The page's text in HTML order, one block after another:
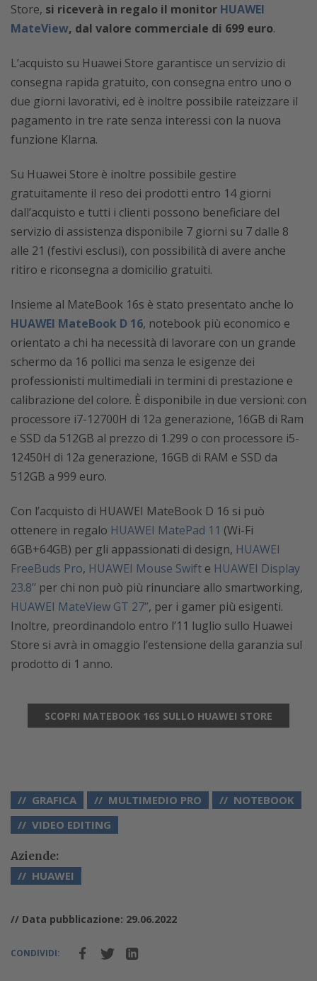
Store, si riceverà in regalo il monitor HUAWEI
MateView, dal valore commerciale di 699 euro.
L’acquisto su Huawei Store garantisce un servizio di
consegna rapida gratuito, con consegna entro uno o
due giorni lavorativi, ed è inoltre possibile rateizzare il
pagamento in tre rate senza interessi con la nuova
funzione Klarna.
Su Huawei Store è inoltre possibile gestire
gratuitamente il reso dei prodotti entro 14 giorni
dall’acquisto e tutti i clienti possono beneficiare del
servizio di assistenza disponibile 7 giorni su 7 dalle 8
alle 21 (festivi esclusi), con possibilità di avere anche
ritiro e riconsegna a domicilio gratuiti.
Insieme al MateBook 16s è stato presentato anche lo
HUAWEI MateBook D 16, notebook più economico e
orientato a chi ha necessità di lavorare con un grande
schermo da 16 pollici ma senza le esigenze dei
professionisti multimediali in termini di prestazione e
calibrazione del colore. È disponibile in due versioni: con
processore i7-12700H di 12a generazione, 16GB di Ram
e SSD da 512GB al prezzo di 1.299 o con processore i5-
12450H di 12a generazione, 16GB di RAM e SSD da
512GB a 999 euro.
Con l’acquisto di HUAWEI MateBook D 16 si può
ottenere in regalo HUAWEI MatePad 11 (Wi-Fi
6GB+64GB) per gli appassionati di design, HUAWEI
FreeBuds Pro, HUAWEI Mouse Swift e HUAWEI Display
23.8’’ per chi non può più rinunciare allo smartworking,
HUAWEI MateView GT 27’’, per i gamer più esigenti.
Inoltre, preordinandolo entro l’11 luglio sullo Huawei
Store si avrà in omaggio l’estensione della garanzia sul
prodotto di 1 anno.
SCOPRI MATEBOOK 16S SULLO HUAWEI STORE
GRAFICA MULTIMEDIO PRO
NOTEBOOK
VIDEO EDITING
Aziende:
HUAWEI
// Data pubblicazione: 29.06.2022
CONDIVIDI: